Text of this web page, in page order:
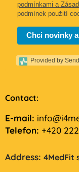
podmínkami a
podmínek použití
Chci novinky
Provided by
Contact:
E-mail:
Telefon: +420
Address: 4MedFit